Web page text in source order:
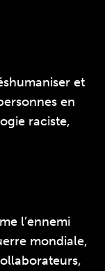
et
en
raciste,
l’ennemi
mondiale,